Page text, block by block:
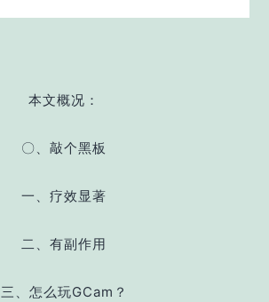
本文概况：
〇、敲个黑板
一、疗效显著
二、有副作用
三、怎么玩GCam？